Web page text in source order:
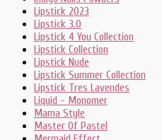
Lipstick 2023
Lipstick 3.0
Lipstick 4 You Collection
Lipstick Collection
Lipstick Nude
Lipstick Summer Collection
Lipstick Tres Lavendes
Liquid - Monomer
Mama Style
Master Of Pastel